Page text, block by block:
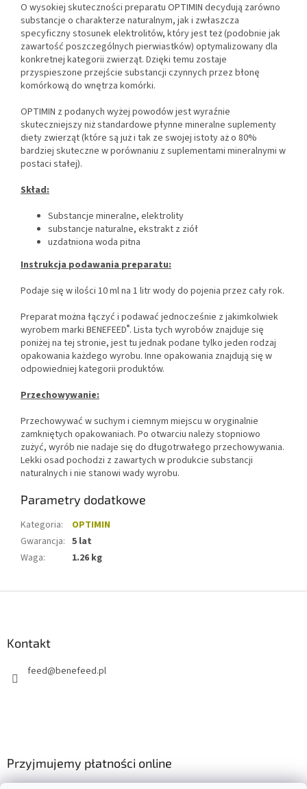
O wysokiej skuteczności preparatu OPTIMIN decydują zarówno
substancje o charakterze naturalnym, jak i zwłaszcza
specyficzny stosunek elektrolitów, który jest też (podobnie jak
zawartość poszczególnych pierwiastków) optymalizowany dla
konkretnej kategorii zwierząt. Dzięki temu zostaje
przyspieszone przejście substancji czynnych przez błonę
komórkową do wnętrza komórki.
OPTIMIN z podanych wyżej powodów jest wyraźnie
skuteczniejszy niż standardowe płynne mineralne suplementy
diety zwierząt (które są już i tak ze swojej istoty aż o 80%
bardziej skuteczne w porównaniu z suplementami mineralnymi w
postaci stałej).
Skład:
Substancje mineralne, elektrolity
substancje naturalne, ekstrakt z ziół
uzdatniona woda pitna
Instrukcja podawania preparatu:
Podaje się w ilości 10 ml na 1 litr wody do pojenia przez cały rok.
Preparat można łączyć i podawać jednocześnie z jakimkolwiek
wyrobem marki BENEFEED®. Lista tych wyrobów znajduje się
poniżej na tej stronie, jest tu jednak podane tylko jeden rodzaj
opakowania każdego wyrobu. Inne opakowania znajdują się w
odpowiedniej kategorii produktów.
Przechowywanie:
Przechowywać w suchym i ciemnym miejscu w oryginalnie
zamkniętych opakowaniach. Po otwarciu należy stopniowo
zużyć, wyrób nie nadaje się do długotrwałego przechowywania.
Lekki osad pochodzi z zawartych w produkcie substancji
naturalnych i nie stanowi wady wyrobu.
Parametry dodatkowe
Kategoria:
OPTIMIN
Gwarancja: 5 lat
Waga: 1.26 kg
Kontakt
feed@benefeed.pl
Przyjmujemy płatności online